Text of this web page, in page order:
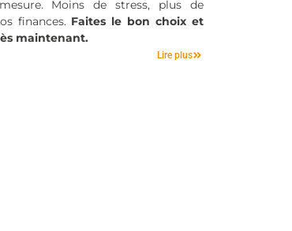
Moins de stress, plus de
finances. Faites le bon choix et
maintenant.
Lire plus